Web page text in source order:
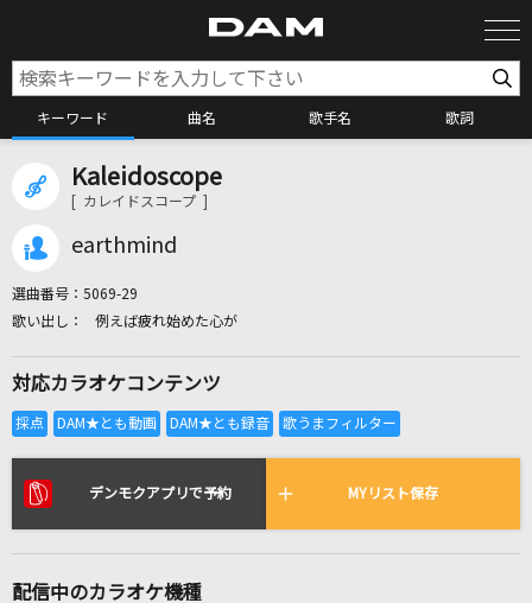
キーワード 曲名 歌手名 歌詞
カラオケ検索
全国りれき
リアルタイムで歌われている曲の一覧
Kaleidoscope
[ カレイドスコープ ]
earthmind
選曲番号： 5069-29
例えば疲れ始めた心が
対応カラオケコンテンツ
デンモクアプリで予約 MYリスト保存
配信中のカラオケ機種